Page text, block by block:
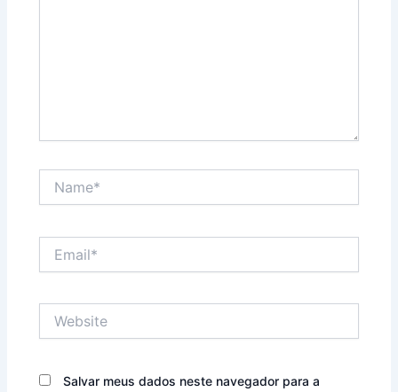
Salvar meus dados neste navegador para a